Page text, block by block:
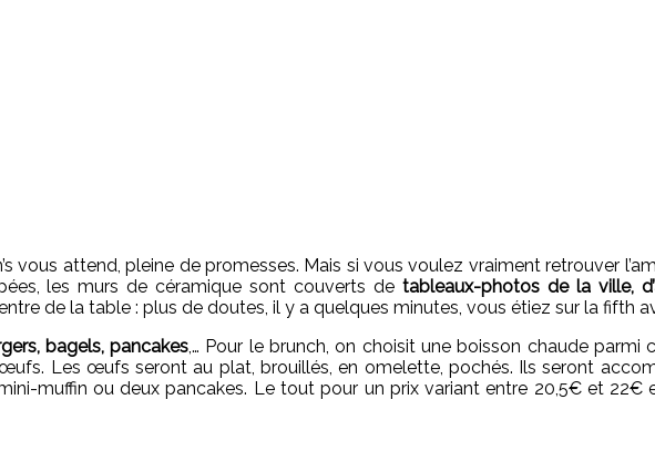
vous attend, pleine de promesses. Mais si vous voulez vraiment retrouver
les murs de céramique sont couverts detableaux-photos de la ville,
de la table : plus de doutes, il y a quelques minutes, vous étiez sur la fifth
bagels, pancakes,… Pour le brunch, on choisit une boisson chaude parmi
Les œufs seront au plat, brouillés, en omelette, pochés. Ils seront
muffin ou deux pancakes. Le tout pour un prix variant entre 20,5€ et 22€